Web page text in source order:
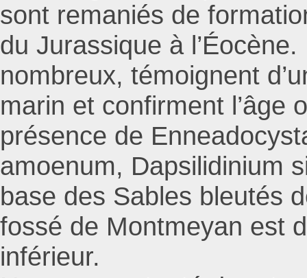
sont remaniés de
du Jurassique à
nombreux, témoignent
marin et confirment l’âge
présence de
amoenum, Dapsilidinium
base des Sables bleutés
fossé de Montmeyan est
inférieur.